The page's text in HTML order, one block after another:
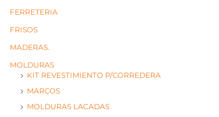
FERRETERIA
FRISOS
MADERAS.
MOLDURAS
KIT REVESTIMIENTO P/CORREDERA
MARCOS
MOLDURAS LACADAS